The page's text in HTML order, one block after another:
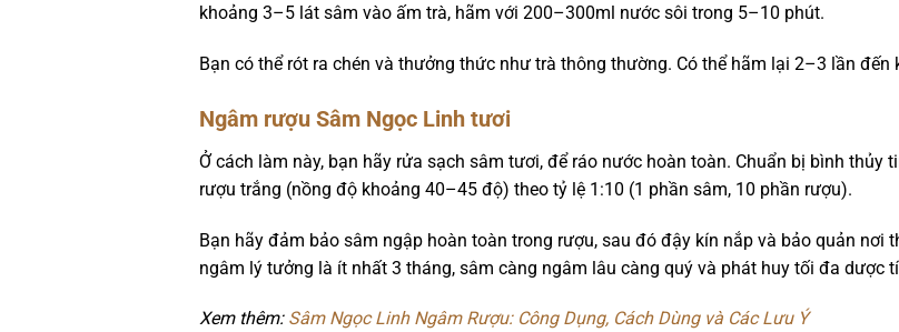
khoảng 3–5 lát sâm vào ấm trà, hãm với 200–300ml nước sôi trong 5–10 phút.
Bạn có thể rót ra chén và thưởng thức như trà thông thường. Có thể hãm lại 2–3 lần đến
Ngâm rượu Sâm Ngọc Linh tươi
Ở cách làm này, bạn hãy rửa sạch sâm tươi, để ráo nước hoàn toàn. Chuẩn bị bình thủy
rượu trắng (nồng độ khoảng 40–45 độ) theo tỷ lệ 1:10 (1 phần sâm, 10 phần rượu).
Bạn hãy đảm bảo sâm ngập hoàn toàn trong rượu, sau đó đậy kín nắp và bảo quản nơi
ngâm lý tưởng là ít nhất 3 tháng, sâm càng ngâm lâu càng quý và phát huy tối đa dược
Xem thêm: Sâm Ngọc Linh Ngâm Rượu: Công Dụng, Cách Dùng và Các Lưu Ý